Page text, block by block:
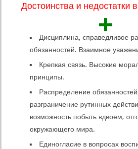
Достоинства и недостатки
+
Дисциплина, справедливое
обязанностей. Взаимное
Крепкая связь. Высокие
принципы.
Распределение
разграничение рутинных
возможность побыть вдвоем,
окружающего мира.
Единогласие в вопросах